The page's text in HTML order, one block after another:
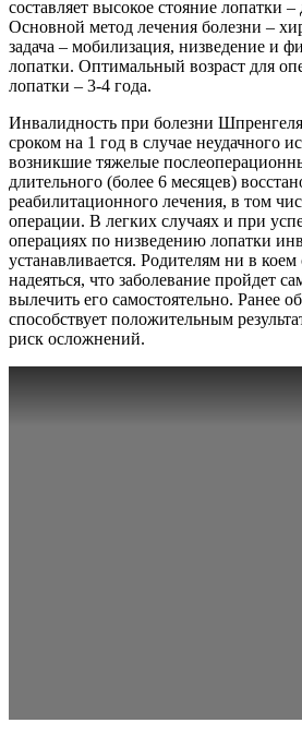
составляет высокое стояние лопатки
Основной метод лечения болезни –
задача – мобилизация, низведение и
лопатки. Оптимальный возраст для
лопатки – 3-4 года.
Инвалидность при болезни Шпренгеля
сроком на 1 год в случае неудачного
возникшие тяжелые
длительного (более 6 месяцев)
реабилитационного лечения, в том
операции. В легких случаях и при
операциях по низведению лопатки
устанавливается. Родителям ни в коем
надеяться, что заболевание пройдет
вылечить его самостоятельно. Ранее
способствует положительным
риск осложнений.